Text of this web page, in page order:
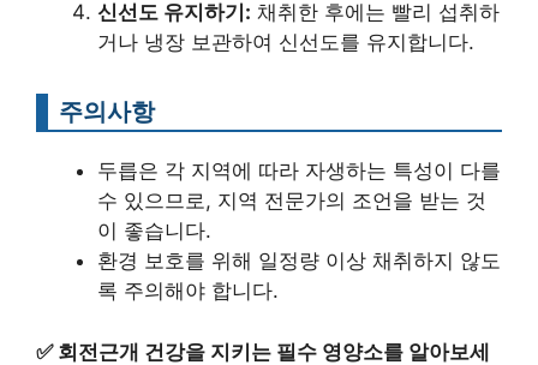
신선도 유지하기: 채취한 후에는 빨리 섭취하
거나 냉장 보관하여 신선도를 유지합니다.
주의사항
두릅은 각 지역에 따라 자생하는 특성이 다를
수 있으므로, 지역 전문가의 조언을 받는 것
이 좋습니다.
환경 보호를 위해 일정량 이상 채취하지 않도
록 주의해야 합니다.
✅ 회전근개 건강을 지키는 필수 영양소를 알아보세